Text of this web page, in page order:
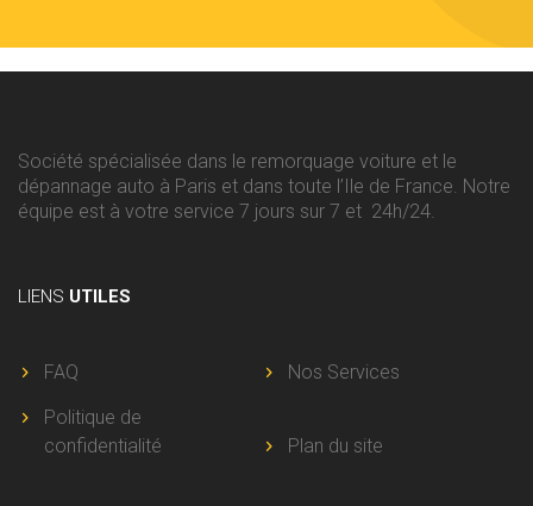
Société spécialisée dans le remorquage voiture et le
dépannage auto à Paris et dans toute l’Ile de France. Notre
équipe est à votre service 7 jours sur 7 et 24h/24.
LIENS UTILES
FAQ
Nos Services
Politique de
confidentialité
Plan du site